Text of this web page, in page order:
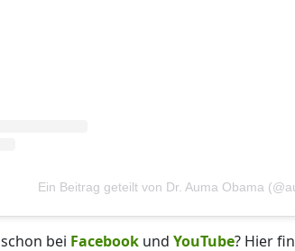
Ein Beitrag geteilt von Dr. Auma Obama
schon bei Facebook und YouTube? Hier